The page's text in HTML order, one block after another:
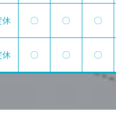
休 〇 〇 〇
休 〇 〇 〇